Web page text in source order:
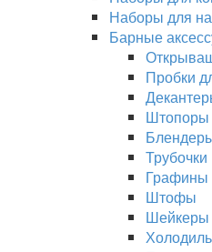
Наборы для
Барные
Пробки
Штопоры
Трубочки
Графины
Штофы
Шейкеры